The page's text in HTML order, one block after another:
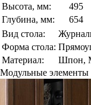
Высота, мм:
495
Глубина, мм:
654
Вид стола:
Форма стола:
Материал:
Шпон,
Модульные